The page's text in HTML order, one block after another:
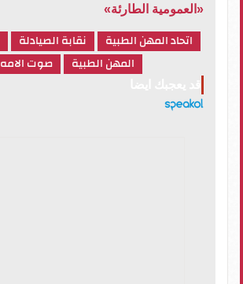
«العمومية الطارئة»
اتحاد المهن الطبية نقابة الصيادلة
المهن الطبية
صوت الامه